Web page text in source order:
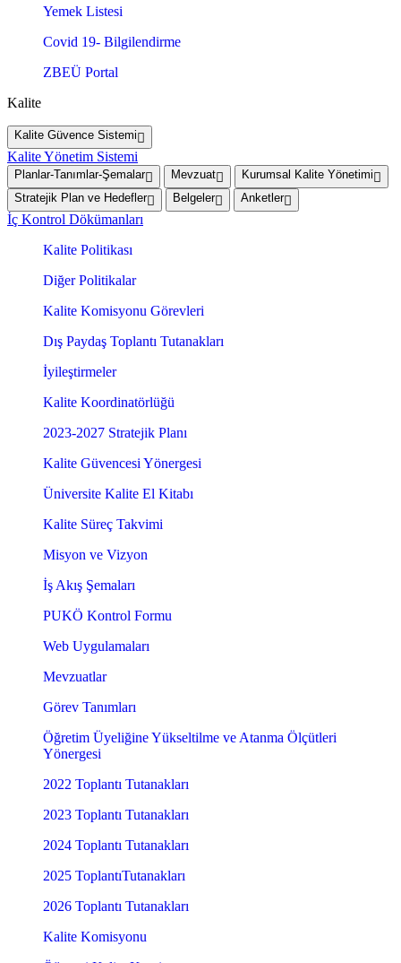
Yemek Listesi
Covid 19- Bilgilendirme
ZBEÜ Portal
Kalite
Kalite Güvence Sistemi
Kalite Yönetim Sistemi
Planlar-Tanımlar-Şemalar Mevzuat
Kurumsal Kalite Yönetimi
Stratejik Plan ve Hedefler
Belgeler Anketler
İç Kontrol Dökümanları
Kalite Politikası
Diğer Politikalar
Kalite Komisyonu Görevleri
Dış Paydaş Toplantı Tutanakları
İyileştirmeler
Kalite Koordinatörlüğü
2023-2027 Stratejik Planı
Kalite Güvencesi Yönergesi
Üniversite Kalite El Kitabı
Kalite Süreç Takvimi
Misyon ve Vizyon
İş Akış Şemaları
PUKÖ Kontrol Formu
Web Uygulamaları
Mevzuatlar
Görev Tanımları
Öğretim Üyeliğine Yükseltilme ve Atanma Ölçütleri
Yönergesi
2022 Toplantı Tutanakları
2023 Toplantı Tutanakları
2024 Toplantı Tutanakları
2025 ToplantıTutanakları
2026 Toplantı Tutanakları
Kalite Komisyonu